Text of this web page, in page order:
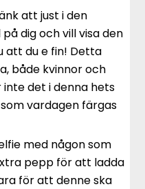
att just i den
dig och vill visa den
att du e fin! Detta
både kvinnor och
det i denna hets
vardagen färgas
med någon som
pepp för att ladda
för att denne ska